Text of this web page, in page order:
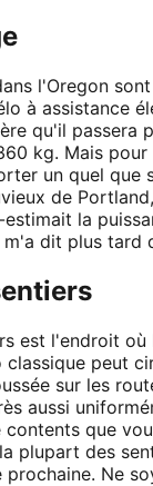
l'Oregon
à assistance
qu'il passera
kg. Mais
un quel que
de
la
dit plus tard
est l'endroit
peut
sur les
aussi
que
plupart des
prochaine. Ne